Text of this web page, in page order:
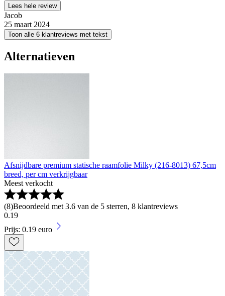
Lees hele review
Jacob
25 maart 2024
Toon alle 6 klantreviews met tekst
Alternatieven
Afsnijdbare premium statische raamfolie Milky (216-8013) 67,5cm
breed, per cm verkrijgbaar
Meest verkocht
(8)Beoordeeld met 3.6 van de 5 sterren, 8 klantreviews
0.19
Prijs: 0.19 euro